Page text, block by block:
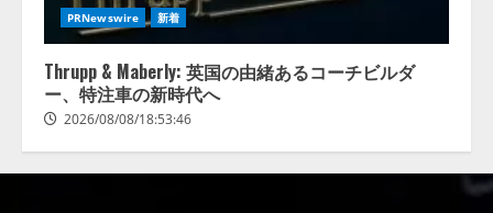
PRNewswire 新着
Thrupp & Maberly: 英国の由緒あるコーチビルダ
ー、特注車の新時代へ
2026/08/08/18:53:46